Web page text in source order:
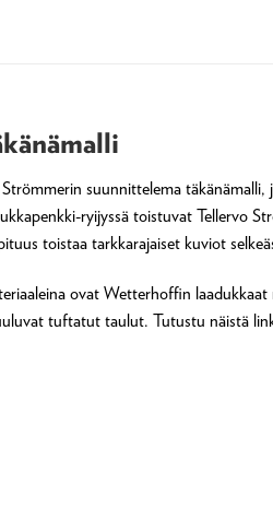
suunnittelema täkänämalli,
ryijyssä toistuvat Tellervo
toistaa tarkkarajaiset kuviot
ovat Wetterhoffin
tuftatut taulut. Tutustu näistä